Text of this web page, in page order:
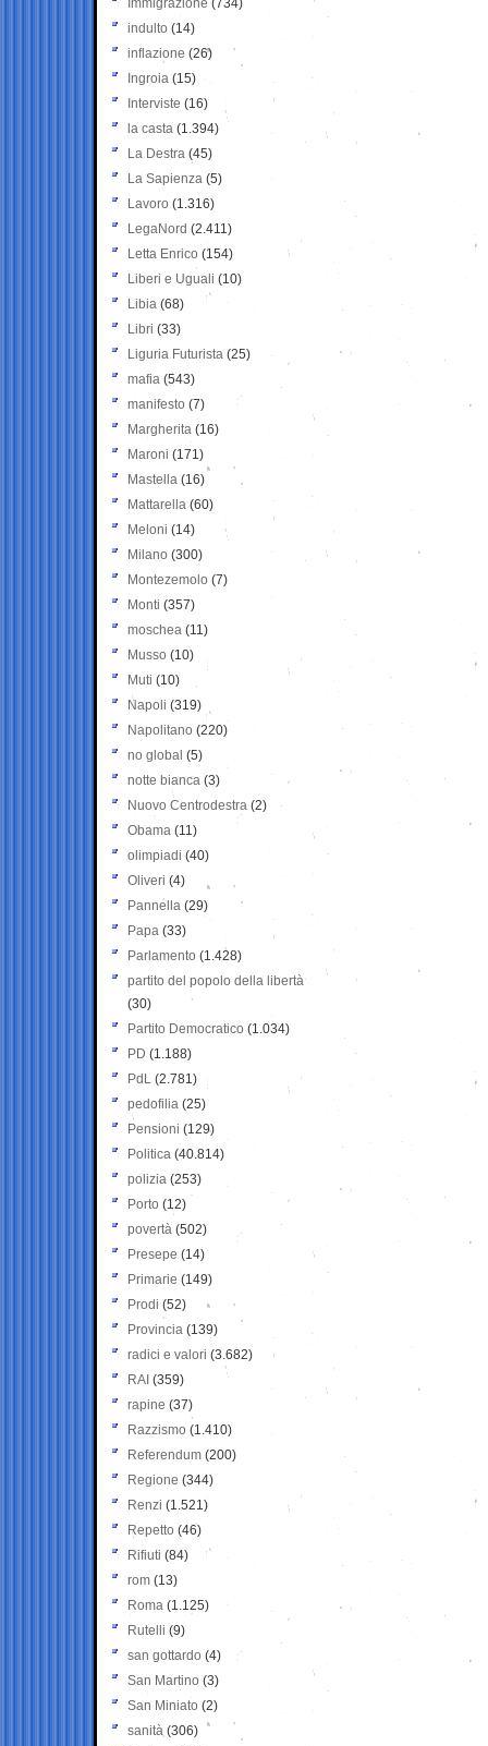
Immigrazione (734)
indulto (14)
inflazione (26)
Ingroia (15)
Interviste (16)
la casta (1.394)
La Destra (45)
La Sapienza (5)
Lavoro (1.316)
LegaNord (2.411)
Letta Enrico (154)
Liberi e Uguali (10)
Libia (68)
Libri (33)
Liguria Futurista (25)
mafia (543)
manifesto (7)
Margherita (16)
Maroni (171)
Mastella (16)
Mattarella (60)
Meloni (14)
Milano (300)
Montezemolo (7)
Monti (357)
moschea (11)
Musso (10)
Muti (10)
Napoli (319)
Napolitano (220)
no global (5)
notte bianca (3)
Nuovo Centrodestra (2)
Obama (11)
olimpiadi (40)
Oliveri (4)
Pannella (29)
Papa (33)
Parlamento (1.428)
partito del popolo della libertà
(30)
Partito Democratico (1.034)
PD (1.188)
PdL (2.781)
pedofilia (25)
Pensioni (129)
Politica (40.814)
polizia (253)
Porto (12)
povertà (502)
Presepe (14)
Primarie (149)
Prodi (52)
Provincia (139)
radici e valori (3.682)
RAI (359)
rapine (37)
Razzismo (1.410)
Referendum (200)
Regione (344)
Renzi (1.521)
Repetto (46)
Rifiuti (84)
rom (13)
Roma (1.125)
Rutelli (9)
san gottardo (4)
San Martino (3)
San Miniato (2)
sanità (306)